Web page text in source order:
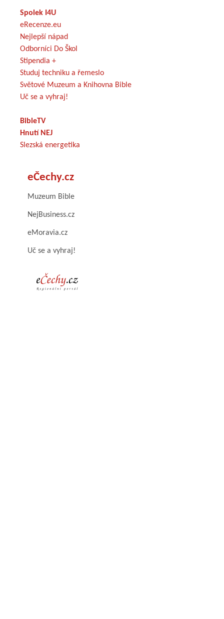
Spolek I4U
eRecenze.eu
Nejlepší nápad
Odborníci Do Škol
Stipendia +
Studuj techniku a řemeslo
Světové Muzeum a Knihovna Bible
Uč se a vyhraj!
BibleTV
Hnutí NEJ
Slezská energetika
eČechy.cz
Muzeum Bible
NejBusiness.cz
eMoravia.cz
Uč se a vyhraj!